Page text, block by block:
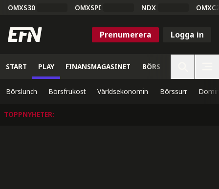
OMXS30 OMXSPI NDX
Prenumerera Logga in
START PLAY FINANSMAGASINET BÖRS
Börslunch Börsfrukost Världsekonomin Börssurr
TOPPNYHETER: